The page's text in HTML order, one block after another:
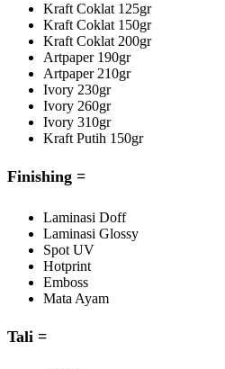
Kraft Coklat 125gr
Kraft Coklat 150gr
Kraft Coklat 200gr
Artpaper 190gr
Artpaper 210gr
Ivory 230gr
Ivory 260gr
Ivory 310gr
Kraft Putih 150gr
Finishing =
Laminasi Doff
Laminasi Glossy
Spot UV
Hotprint
Emboss
Mata Ayam
Tali =